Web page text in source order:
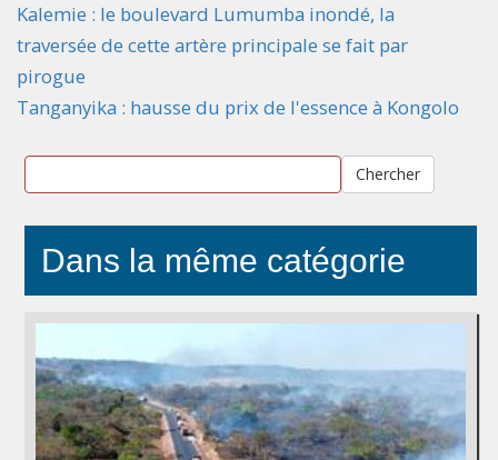
Kalemie : le boulevard Lumumba inondé, la
traversée de cette artère principale se fait par
pirogue
Tanganyika : hausse du prix de l'essence à Kongolo
Chercher
Dans la même catégorie